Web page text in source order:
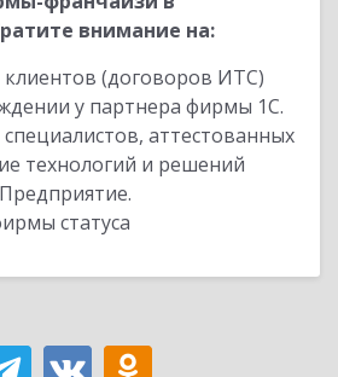
внимание на:
клиентов (договоров ИТС)
у партнера фирмы 1С.
аттестованных
технологий и решений
статуса